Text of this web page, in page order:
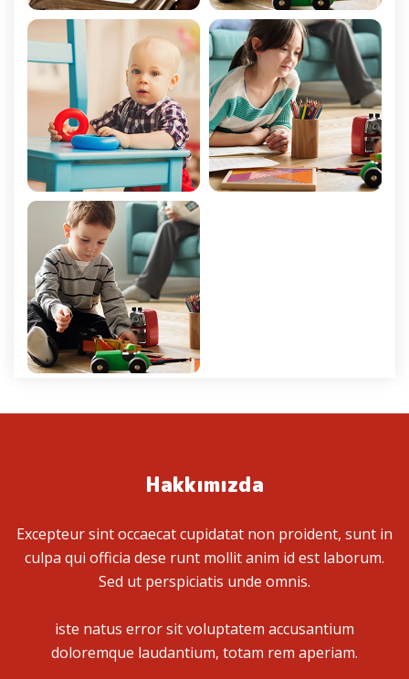
Hakkımızda
Excepteur sint occaecat cupidatat non proident, sunt in
culpa qui officia dese runt mollit anim id est laborum.
Sed ut perspiciatis unde omnis.
iste natus error sit voluptatem accusantium
doloremque laudantium, totam rem aperiam.